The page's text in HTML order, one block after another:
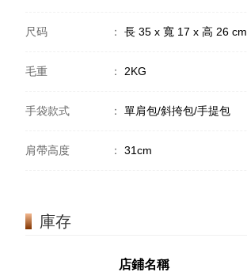
尺码 ： 長 35 x 寬 17 x 高 26 cm
毛重 ： 2KG
手袋款式 ： 單肩包/斜挎包/手提包
肩帶高度 ： 31cm
庫存
店鋪名稱